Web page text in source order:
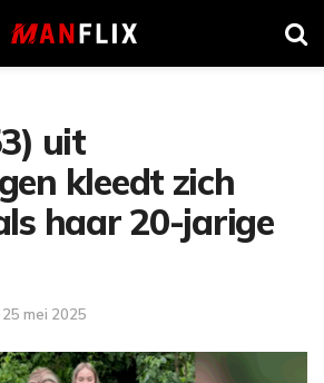
uit
kleedt zich
haar 20-jarige
25 mei 2025